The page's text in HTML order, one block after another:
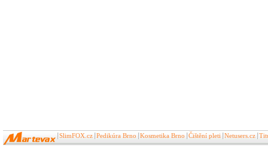
SlimFOX.cz Pedikúra Brno Kosmetika Brno Čištění pleti Netusers.cz